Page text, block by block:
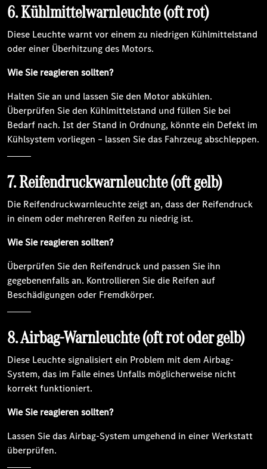
6. Kühlmittelwarnleuchte (oft rot)
Diese Leuchte warnt vor einem zu niedrigen Kühlmittelstand
oder einer Überhitzung des Motors.
Wie Sie reagieren sollten?
Halten Sie an und lassen Sie den Motor abkühlen.
Überprüfen Sie den Kühlmittelstand und füllen Sie bei
Bedarf nach. Ist der Stand in Ordnung, könnte ein Defekt im
Kühlsystem vorliegen – lassen Sie das Fahrzeug abschleppen.
7. Reifendruckwarnleuchte (oft gelb)
Die Reifendruckwarnleuchte zeigt an, dass der Reifendruck
in einem oder mehreren Reifen zu niedrig ist.
Wie Sie reagieren sollten?
Überprüfen Sie den Reifendruck und passen Sie ihn
gegebenenfalls an. Kontrollieren Sie die Reifen auf
Beschädigungen oder Fremdkörper.
8. Airbag-Warnleuchte (oft rot oder gelb)
Diese Leuchte signalisiert ein Problem mit dem Airbag-
System, das im Falle eines Unfalls möglicherweise nicht
korrekt funktioniert.
Wie Sie reagieren sollten?
Lassen Sie das Airbag-System umgehend in einer Werkstatt
überprüfen.